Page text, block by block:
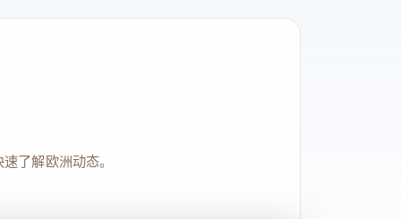
了解欧洲动态。